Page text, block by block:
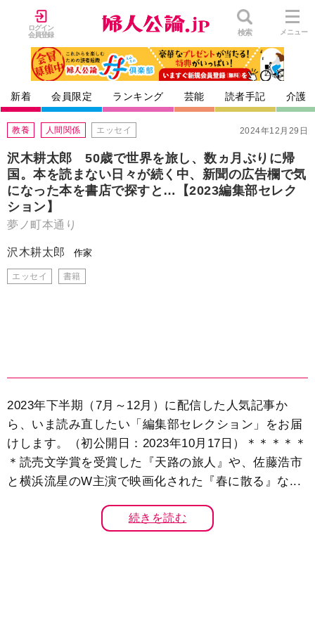
ログイン
会員登録
検索 メニュー
新着 会員限定 ランキング 芸能 読者手記 介護
2024年12月29日
教養 人間関係 エッセイ
沢木耕太郎 50歳で世界を旅し、数ヵ月ぶりに帰
国。本を読まない日々が続く中、新聞の広告欄で気
になった本を書店で探すと…【2023編集部セレク
ション】
夢ノ町本通り
沢木耕太郎 作家
エッセイ 書籍
2023年下半期（7月～12月）に配信した人気記事か
ら、いま読み直したい「編集部セレクション」をお届
けします。（初公開日：2023年10月17日）＊＊＊＊＊
＊読売文学賞を受賞した『天路の旅人』や、佐藤浩市
と横浜流星のW主演で映画化された『春に散る』な...
続きを読む